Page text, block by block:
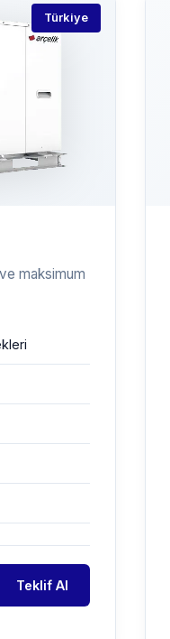
Türkiye
maksimum
Teklif Al